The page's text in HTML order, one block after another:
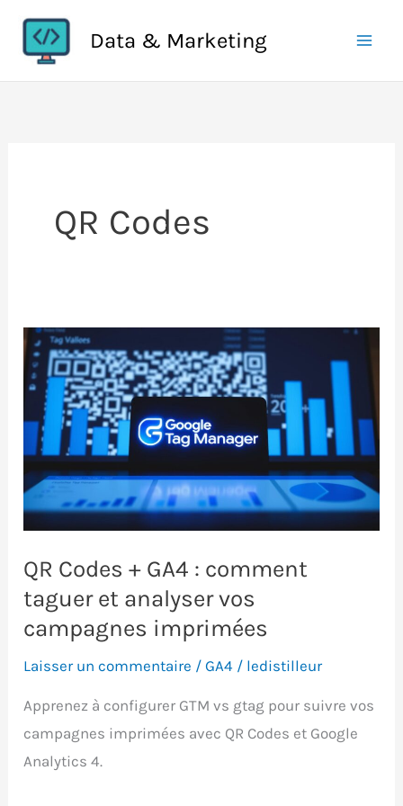
contenu
Data & Marketing
QR Codes
QR Codes + GA4 : comment
taguer et analyser vos
campagnes imprimées
Laisser un commentaire /GA4 / ledistilleur
Apprenez à configurer GTM vs gtag pour suivre vos
campagnes imprimées avec QR Codes et Google
Analytics 4.